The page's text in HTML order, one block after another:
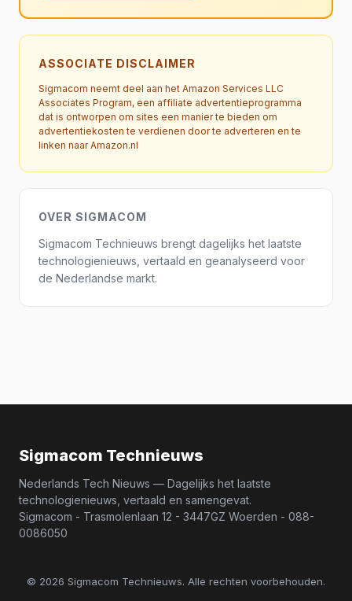
ASSOCIATE DISCLAIMER
Sigmacom neemt deel aan het Amazon Services LLC
Associates Program, een affiliate advertentieprogramma
dat is ontworpen om sites een manier te bieden om
advertentiekosten te verdienen door te adverteren en te
linken naar Amazon.nl
OVER SIGMACOM
Sigmacom Technieuws brengt dagelijks het laatste
technologienieuws, vertaald en geanalyseerd voor
de Nederlandse markt.
Sigmacom Technieuws
Nederlands Tech Nieuws — Dagelijks het laatste
technologienieuws, vertaald en samengevat.
Sigmacom - Trasmolenlaan 12 - 3447GZ Woerden - 088-
0086050
© 2026 Sigmacom Technieuws. Alle rechten voorbehouden.